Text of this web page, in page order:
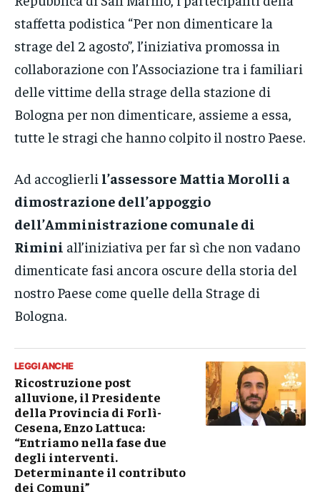
staffetta podistica “Per non dimenticare la
strage del 2 agosto”, l’iniziativa promossa in
collaborazione con l’Associazione tra i familiari
delle vittime della strage della stazione di
Bologna per non dimenticare, assieme a essa,
tutte le stragi che hanno colpito il nostro Paese.
Ad accoglierli l’assessore Mattia Morolli a
dimostrazione dell’appoggio
dell’Amministrazione comunale di
Rimini all’iniziativa per far sì che non vadano
dimenticate fasi ancora oscure della storia del
nostro Paese come quelle della Strage di
Bologna.
LEGGI ANCHE
Ricostruzione post
alluvione, il Presidente
della Provincia di Forlì-
Cesena, Enzo Lattuca:
“Entriamo nella fase due
degli interventi.
Determinante il contributo
dei Comuni”